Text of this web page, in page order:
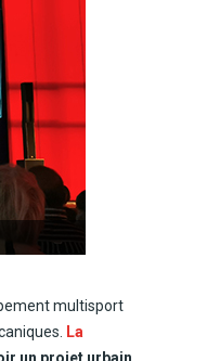
multisport
La